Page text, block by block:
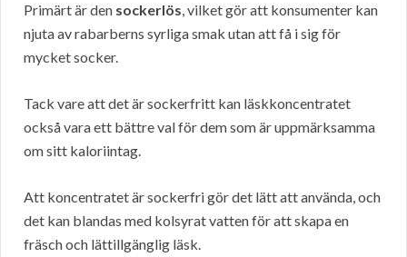
Primärt är den sockerlös, vilket gör att konsumenter kan
njuta av rabarberns syrliga smak utan att få i sig för
mycket socker.
Tack vare att det är sockerfritt kan läskkoncentratet
också vara ett bättre val för dem som är uppmärksamma
om sitt kaloriintag.
Att koncentratet är sockerfri gör det lätt att använda, och
det kan blandas med kolsyrat vatten för att skapa en
fräsch och lättillgänglig läsk.